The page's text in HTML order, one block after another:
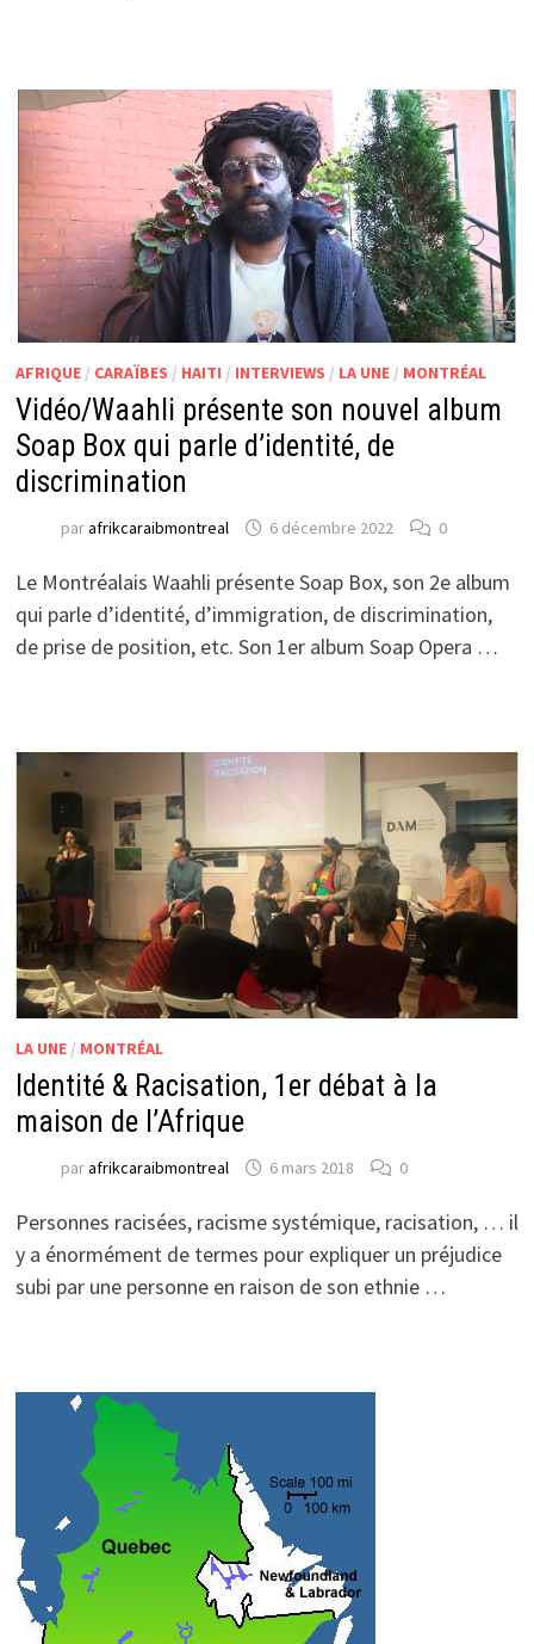
AFRIQUE/ CARAÏBES / HAITI / INTERVIEWS / LA UNE/ MONTRÉAL
Vidéo/Waahli présente son nouvel album
Soap Box qui parle d’identité, de
discrimination
parafrikcaraibmontreal 6 décembre 2022 0
Le Montréalais Waahli présente Soap Box, son 2e album
qui parle d’identité, d’immigration, de discrimination,
de prise de position, etc. Son 1er album Soap Opera …
LA UNE/ MONTRÉAL
Identité & Racisation, 1er débat à la
maison de l’Afrique
parafrikcaraibmontreal 6 mars 2018 0
Personnes racisées, racisme systémique, racisation, … il
y a énormément de termes pour expliquer un préjudice
subi par une personne en raison de son ethnie …